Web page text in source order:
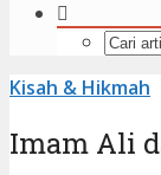
Kisah & Hikmah
Imam Ali